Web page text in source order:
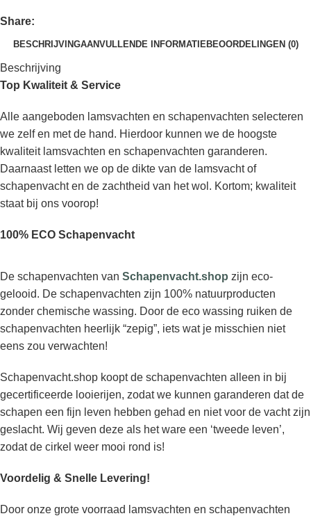
Share:
BESCHRIJVINGAANVULLENDE INFORMATIE BEOORDELINGEN (0)
Beschrijving
Top Kwaliteit & Service
Alle aangeboden lamsvachten en schapenvachten selecteren
we zelf en met de hand. Hierdoor kunnen we de hoogste
kwaliteit lamsvachten en schapenvachten garanderen.
Daarnaast letten we op de dikte van de lamsvacht of
schapenvacht en de zachtheid van het wol. Kortom; kwaliteit
staat bij ons voorop!
100% ECO Schapenvacht
De schapenvachten van Schapenvacht.shop zijn eco-
gelooid. De schapenvachten zijn 100% natuurproducten
zonder chemische wassing. Door de eco wassing ruiken de
schapenvachten heerlijk “zepig”, iets wat je misschien niet
eens zou verwachten!
Schapenvacht.shop koopt de schapenvachten alleen in bij
gecertificeerde looierijen, zodat we kunnen garanderen dat de
schapen een fijn leven hebben gehad en niet voor de vacht zijn
geslacht. Wij geven deze als het ware een ‘tweede leven’,
zodat de cirkel weer mooi rond is!
Voordelig & Snelle Levering!
Door onze grote voorraad lamsvachten en schapenvachten